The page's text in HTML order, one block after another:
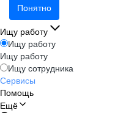
Понятно
Ищу работу
Ищу работу
Ищу работу
Ищу сотрудника
Сервисы
Помощь
Ещё